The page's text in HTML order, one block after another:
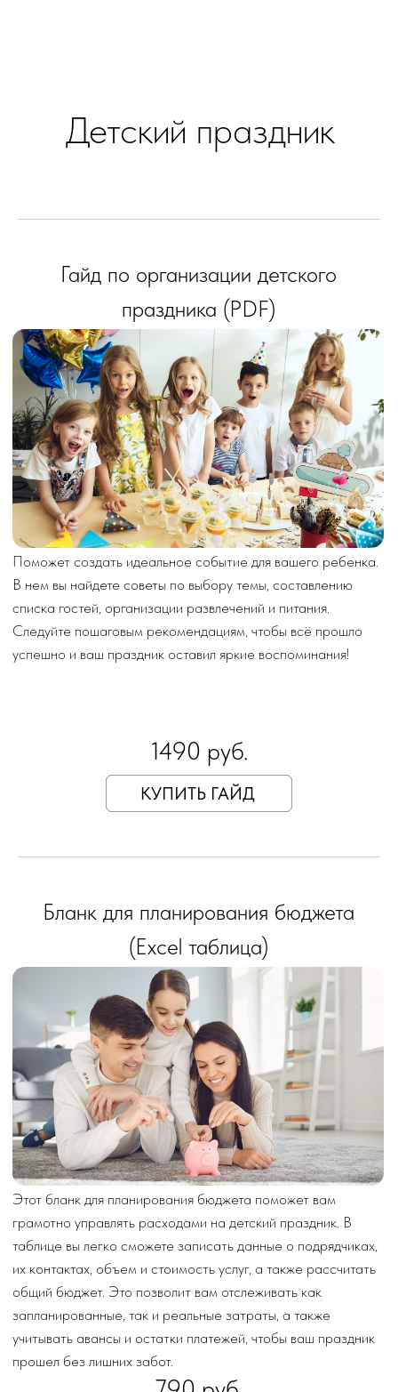
праздника (PDF)
Поможет создать идеальное событие для вашего ребенка.
В нем вы найдете советы по выбору темы, составлению
списка гостей, организации развлечений и питания.
Следуйте пошаговым рекомендациям, чтобы всё прошло
успешно и ваш праздник оставил яркие воспоминания!
КУПИТЬ ГАЙД
1490 руб.
Бланк для планирования бюджета
Этот бланк для планирования бюджета поможет вам
их контактах, объем и стоимость услуг, а также рассчитать
общий бюджет. Это позволит вам отслеживать как
запланированные, так и реальные затраты, а также
учитывать авансы и остатки платежей, чтобы ваш праздник
прошел без лишних забот.
КУПИТЬ ГАЙД
790 руб.
Бланк договора с подрядчиками (Word)
Этот бланк договора с подрядчиками представляет собой
соглашений. В нем уже предусмотрены все основные
условия, вам нужно лишь заполнить индивидуальные данные,
описать услуги, указать их стоимость и реквизиты заказчика